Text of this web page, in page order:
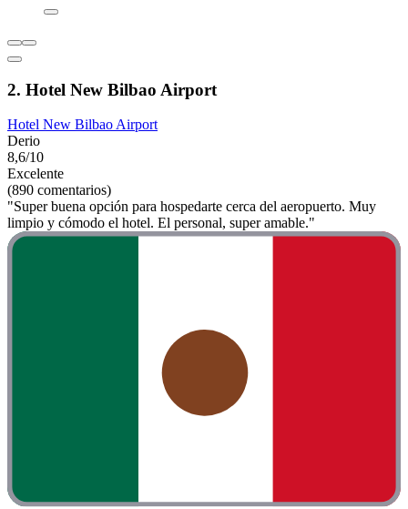
2. Hotel New Bilbao Airport
Hotel New Bilbao Airport
Derio
8,6/10
Excelente
(890 comentarios)
"Super buena opción para hospedarte cerca del aeropuerto. Muy
limpio y cómodo el hotel. El personal, super amable."